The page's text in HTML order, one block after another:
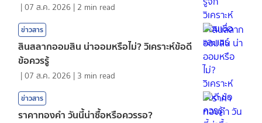
|07 ส.ค. 2026 | 2 min read
ข่าวสาร
สินสลากออมสิน น่าออมหรือไม่? วิเคราะห์ข้อดี
ข้อควรรู้
|07 ส.ค. 2026 | 3 min read
ข่าวสาร
ราคาทองคํา วันนี้น่าซื้อหรือควรรอ?